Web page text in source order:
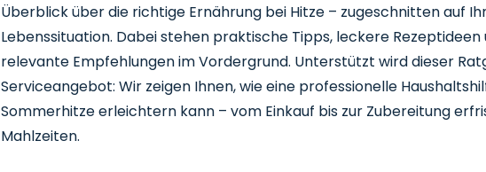
Fazit Richtige Ernährung bei Hitze im Sommer
Überblick über die richtige Ernährung bei Hitze – zugeschnitten auf
Lebenssituation. Dabei stehen praktische Tipps, leckere
relevante Empfehlungen im Vordergrund. Unterstützt wird dieser
Serviceangebot: Wir zeigen Ihnen, wie eine professionelle
Sommerhitze erleichtern kann – vom Einkauf bis zur Zubereitung
Mahlzeiten.